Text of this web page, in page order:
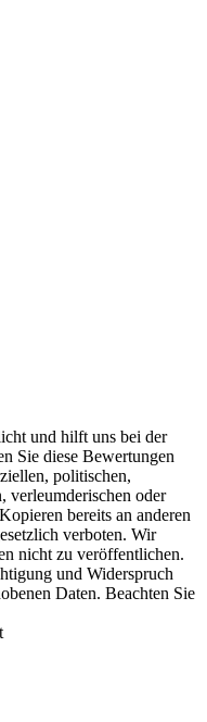
und hilft uns bei der
Sie diese Bewertungen
politischen,
verleumderischen oder
bereits an anderen
verboten. Wir
nicht zu veröffentlichen.
und Widerspruch
Daten. Beachten Sie